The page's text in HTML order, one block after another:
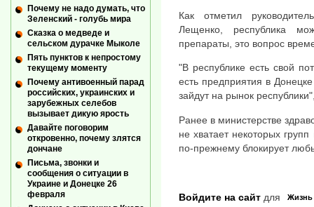
Как отметил
Лещенко, республика
препараты, это вопрос
"В республике есть свой
есть предприятия в
зайдут на рынок
Ранее в министерстве
не хватает некоторых
по-прежнему блокирует
Жизнь
Войдите на сайт для
Почему не надо думать, что
Зеленский - голубь мира
Сказка о медведе и
сельском дурачке Мыколе
Пять пунктов к непростому
текущему моменту
Почему антивоенный парад
российских, украинских и
зарубежных селебов
вызывает дикую ярость
Давайте поговорим
откровенно, почему злятся
дончане
Письма, звонки и
сообщения о ситуации в
Украине и Донецке 26
февраля